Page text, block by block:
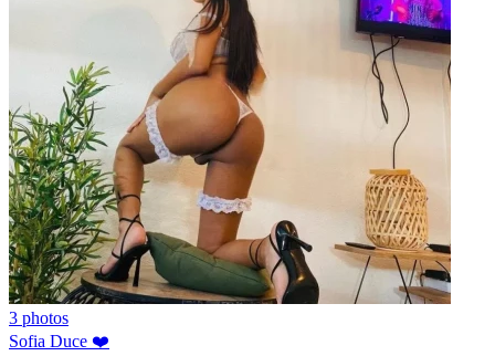
3 photos
Sofia Duce ❤️